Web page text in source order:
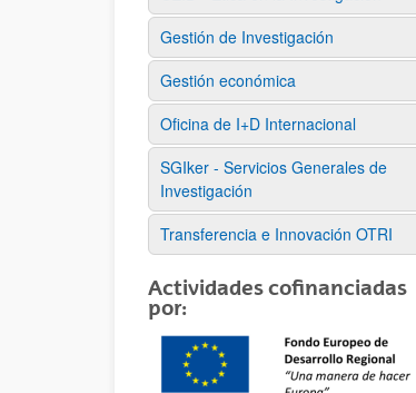
Gestión de Investigación
Gestión económica
Oficina de I+D Internacional
SGIker - Servicios Generales de
Investigación
Transferencia e Innovación OTRI
Actividades cofinanciadas
por: